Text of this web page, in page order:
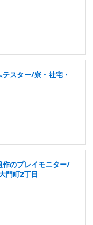
スター/寮・社宅・
のプレイモニター/
門町2丁目